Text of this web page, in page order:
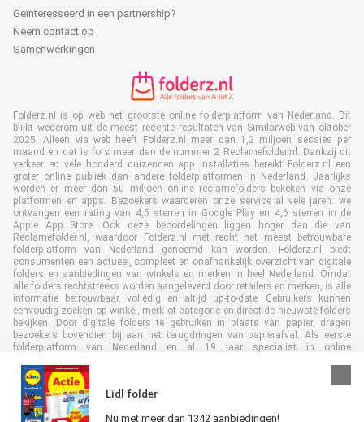
Lidl folder
Nu met meer dan 1342 aanbiedingen!
Geïnteresseerd in een partnership?
Neem contact op
Samenwerkingen
Folderz.nl is op web het grootste online folderplatform van Nederland. Dit
blijkt wederom uit de meest recente resultaten van Similarweb van oktober
2025. Alleen via web heeft Folderz.nl meer dan 1,2 miljoen sessies per
maand en dat is fors meer dan de nummer 2 Reclamefolder.nl. Dankzij dit
verkeer en vele honderd duizenden app installaties bereikt Folderz.nl een
groter online publiek dan andere folderplatformen in Nederland. Jaarlijks
worden er meer dan 50 miljoen online reclamefolders bekeken via onze
platformen en apps. Bezoekers waarderen onze service al vele jaren: we
ontvangen een rating van 4,5 sterren in Google Play en 4,6 sterren in de
Apple App Store. Ook deze beoordelingen liggen hoger dan die van
Reclamefolder.nl, waardoor Folderz.nl met recht het meest betrouwbare
folderplatform van Nederland genoemd kan worden. Folderz.nl biedt
consumenten een actueel, compleet en onafhankelijk overzicht van digitale
folders en aanbiedingen van winkels en merken in heel Nederland. Omdat
alle folders rechtstreeks worden aangeleverd door retailers en merken, is alle
informatie betrouwbaar, volledig en altijd up-to-date. Gebruikers kunnen
eenvoudig zoeken op winkel, merk of categorie en direct de nieuwste folders
bekijken. Door digitale folders te gebruiken in plaats van papier, dragen
bezoekers bovendien bij aan het terugdringen van papierafval. Als eerste
folderplatform van Nederland en al 19 jaar specialist in online
met retailers en merken. Hierdoor zijn we uitgegroeid tot de toonaangevende
speler in de digitale foldermarkt.